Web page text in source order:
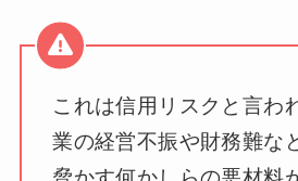
これは信用リスクと言わ
業の経営不振や財務難な